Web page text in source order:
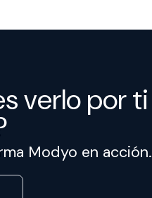
verlo por ti
Modyo en acción.